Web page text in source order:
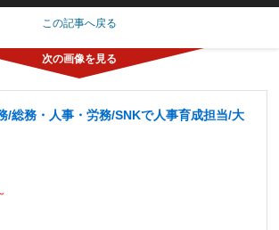
この記事へ戻る
/総務・人事・労務/SNKで人事育成担当/大